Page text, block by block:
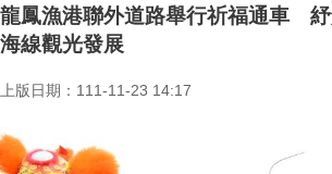
龍鳳漁港聯外道路舉行祈福通車
海線觀光發展
上版日期：111-11-23 14:17